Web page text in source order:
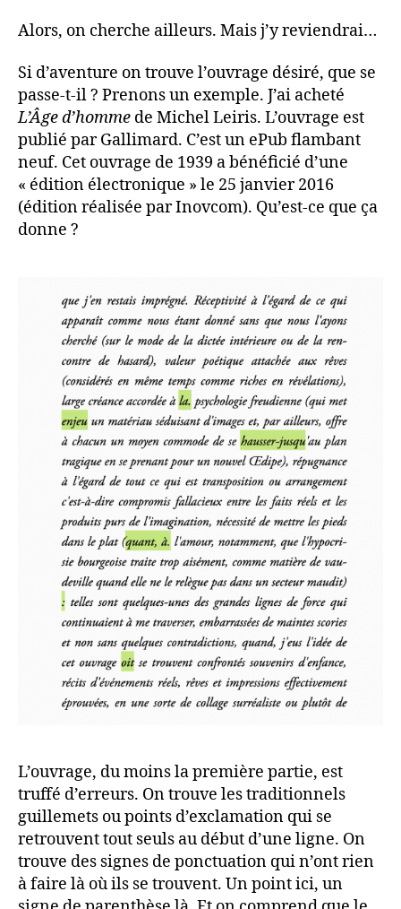
Alors, on cherche ailleurs. Mais j’y reviendrai…
Si d’aventure on trouve l’ouvrage désiré, que se
passe-t-il ? Prenons un exemple. J’ai acheté
L’Âge d’homme de Michel Leiris. L’ouvrage est
publié par Gallimard. C’est un ePub flambant
neuf. Cet ouvrage de 1939 a bénéficié d’une
« édition électronique » le 25 janvier 2016
(édition réalisée par Inovcom). Qu’est-ce que ça
donne ?
L’ouvrage, du moins la première partie, est
truffé d’erreurs. On trouve les traditionnels
guillemets ou points d’exclamation qui se
retrouvent tout seuls au début d’une ligne. On
trouve des signes de ponctuation qui n’ont rien
à faire là où ils se trouvent. Un point ici, un